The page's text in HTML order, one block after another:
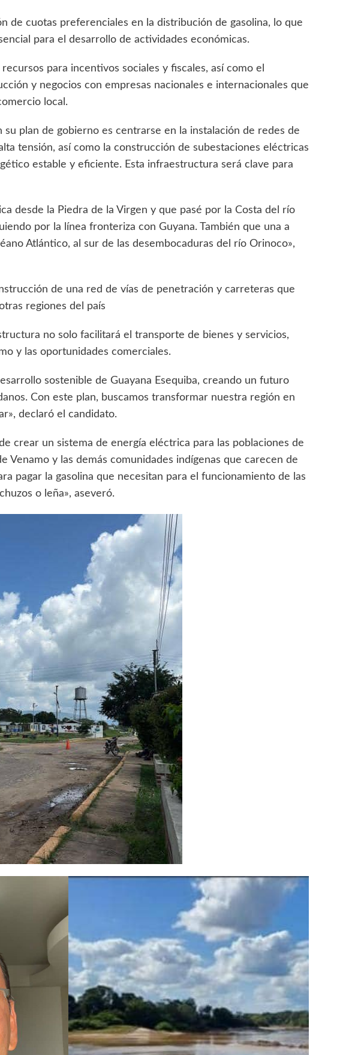
de cuotas preferenciales en la distribución de gasolina, lo que
para el desarrollo de actividades económicas.
para incentivos sociales y fiscales, así como el
y negocios con empresas nacionales e internacionales que
local.
plan de gobierno es centrarse en la instalación de redes de
tensión, así como la construcción de subestaciones eléctricas
estable y eficiente. Esta infraestructura será clave para
desde la Piedra de la Virgen y que pasé por la Costa del río
por la línea fronteriza con Guyana. También que una a
Atlántico, al sur de las desembocaduras del río Orinoco»,
de una red de vías de penetración y carreteras que
regiones del país
no solo facilitará el transporte de bienes y servicios,
y las oportunidades comerciales.
sostenible de Guayana Esequiba, creando un futuro
Con este plan, buscamos transformar nuestra región en
declaró el candidato.
crear un sistema de energía eléctrica para las poblaciones de
Venamo y las demás comunidades indígenas que carecen de
pagar la gasolina que necesitan para el funcionamiento de las
o leña», aseveró.